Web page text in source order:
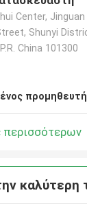
Center, Jinguan
Shunyi
China 101300
περισσότερων
καλύτερη